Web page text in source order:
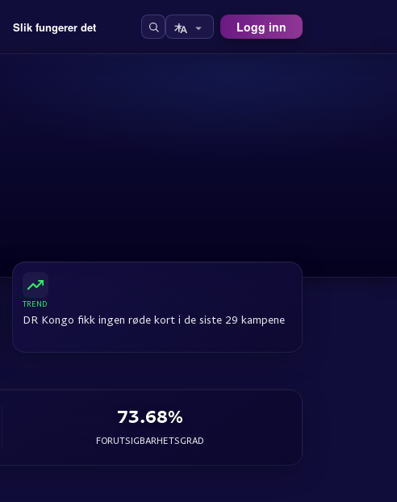
Slik fungerer det Logg inn
TREND
DR Kongo fikk ingen røde kort i de siste 29 kampene
73.68%
FORUTSIGBARHETSGRAD